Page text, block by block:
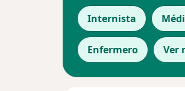
Internista
Enfermero Ver